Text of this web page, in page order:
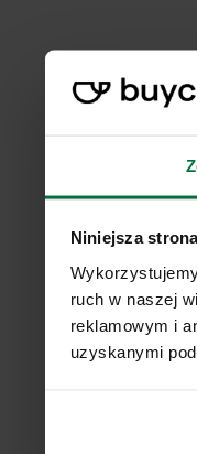
Niniejsza
ruch w naszej
reklamowym i
uzyskanymi